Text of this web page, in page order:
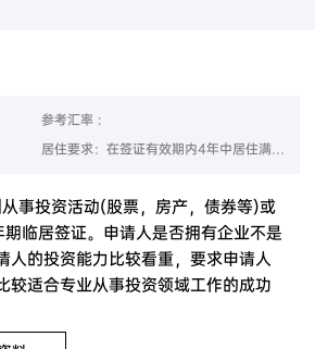
参考汇率 :
居住要求：在签证有效期内4年中居住满2年(24个月)
事投资活动(股票，房产，债券等)或
临居签证。申请人是否拥有企业不是
人的投资能力比较看重，要求申请人
较适合专业从事投资领域工作的成功